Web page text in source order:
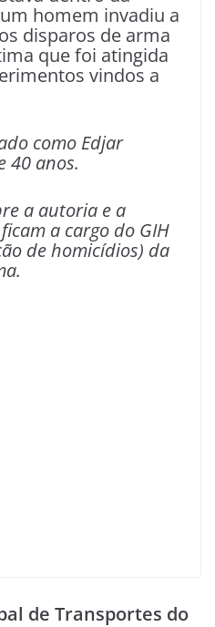
homem invadiu a
disparos de arma
que foi atingida
vindos a
como Edjar
40 anos.
a autoria e a
a cargo do GIH
de homicídios) da
de Transportes do